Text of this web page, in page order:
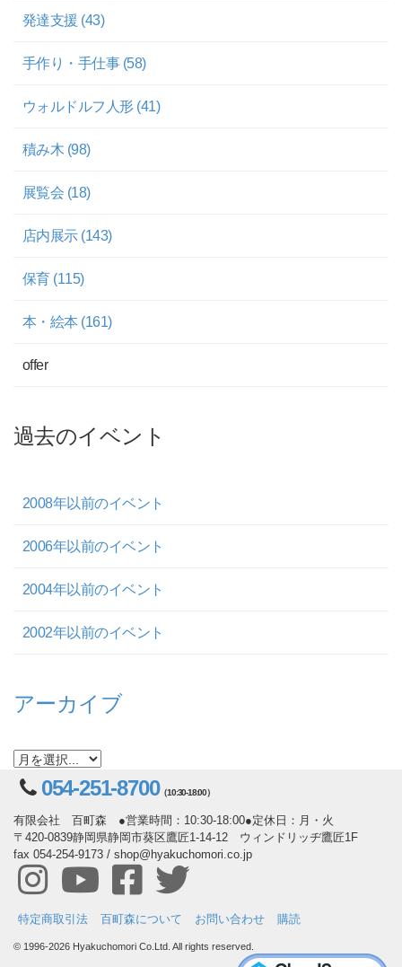
発達支援 (43)
手作り・手仕事 (58)
ウォルドルフ人形 (41)
積み木 (98)
展覧会 (18)
店内展示 (143)
保育 (115)
本・絵本 (161)
offer
過去のイベント
2008年以前のイベント
2006年以前のイベント
2004年以前のイベント
2002年以前のイベント
アーカイブ
054-251-8700（10:30-18:00）
有限会社 百町森 ●営業時間：10:30-18:00●定休日：月・火
〒420-0839静岡県静岡市葵区鷹匠1-14-12 ウィンドリッヂ鷹匠1F
fax 054-254-9173 / shop@hyakuchomori.co.jp
特定商取引法 百町森について お問い合わせ 購読
© 1996-2026 Hyakuchomori Co.Ltd. All rights reserved.